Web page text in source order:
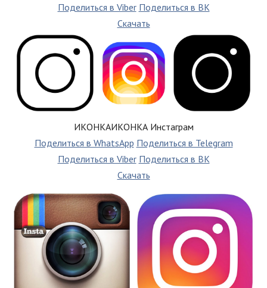
Поделиться в Viber Поделиться в ВК
Скачать
ИКОНКАИКОНКА Инстаграм
Поделиться в WhatsApp Поделиться в Telegram
Поделиться в Viber Поделиться в ВК
Скачать